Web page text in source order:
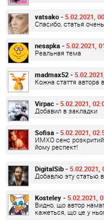
vatsako - 5.02.2021,
Спасибо, статья
nesapka - 5.02.2021,
Реальная тема
madmax52 -
Кожна стаття автора
Virpac - 5.02.2021,
Добавил в закладки
Sofisa - 5.02.2021,
ИМХО сенс
йому респект!
DigitalSib - 5.02.2021,
Добавлю эту статью
Kosteley - 5.02.2021,
Видно, що автор
кажеться, що це у